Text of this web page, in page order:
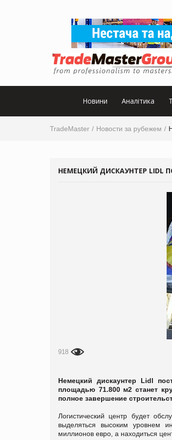
Новини Аналітика
TradeMaster Новости за рубежем
НЕМЕЦКИЙ ДИСКАУНТЕР LIDL
918
Немецкий дискаунтер Lidl
площадью 71.800 м2 станет
полное завершение
Логистический центр будет
выделяться высоким уровнем
миллионов евро, а находиться